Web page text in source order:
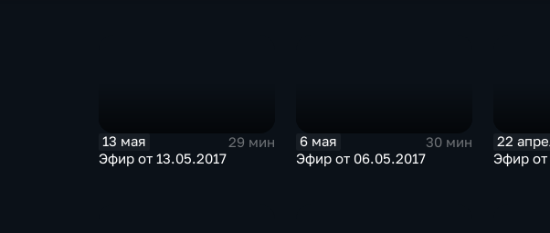
13 мая
29 мин
Эфир от 13.05.2017
6 мая
30 мин
Эфир от 06.05.2017
22
Эфир